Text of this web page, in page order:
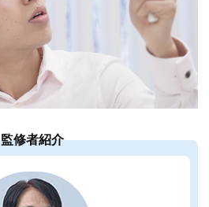
監修者紹介